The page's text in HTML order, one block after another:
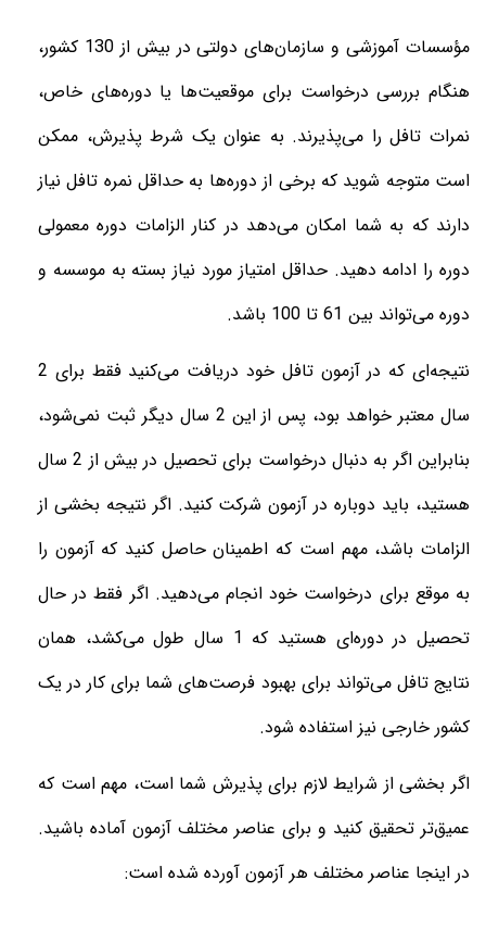
مؤسسات آموزشی و سازمان‌های دولتی در بیش از 130 کشور،
هنگام بررسی درخواست برای موقعیت‌ها یا دوره‌های خاص،
نمرات تافل را می‌پذیرند. به عنوان یک شرط پذیرش، ممکن
است متوجه شوید که برخی از دوره‌ها به حداقل نمره تافل نیاز
دارند که به شما امکان می‌دهد در کنار الزامات دوره معمولی
دوره را ادامه دهید. حداقل امتیاز مورد نیاز بسته به موسسه و
دوره می‌تواند بین 61 تا 100 باشد.
نتیجه‌ای که در آزمون تافل خود دریافت می‌کنید فقط برای 2
سال معتبر خواهد بود، پس از این 2 سال دیگر ثبت نمی‌شود،
بنابراین اگر به دنبال درخواست برای تحصیل در بیش از 2 سال
هستید، باید دوباره در آزمون شرکت کنید. اگر نتیجه بخشی از
الزامات باشد، مهم است که اطمینان حاصل کنید که آزمون را
به موقع برای درخواست خود انجام می‌دهید. اگر فقط در حال
تحصیل در دوره‌ای هستید که 1 سال طول می‌کشد، همان
نتایج تافل می‌تواند برای بهبود فرصت‌های شما برای کار در یک
کشور خارجی نیز استفاده شود.
اگر بخشی از شرایط لازم برای پذیرش شما است، مهم است که
عمیق‌تر تحقیق کنید و برای عناصر مختلف آزمون آماده باشید.
در اینجا عناصر مختلف هر آزمون آورده شده است: